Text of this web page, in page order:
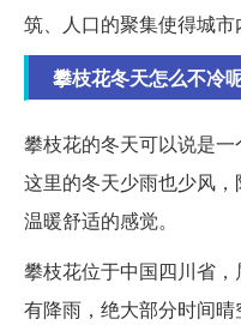
筑、人口的聚集使得城市
攀枝花冬天怎么不冷
攀枝花的冬天可以说是一
这里的冬天少雨也少风
温暖舒适的感觉。
攀枝花位于中国四川省
有降雨，绝大部分时间